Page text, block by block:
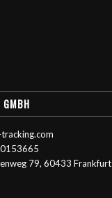
GMBH
79, 60433 Frankfurt